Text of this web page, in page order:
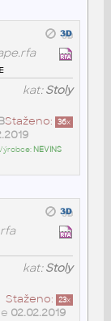
kat:Stoly
Staženo: 36x
NEVINS
kat:Stoly
Staženo: 23x
02.02.2019